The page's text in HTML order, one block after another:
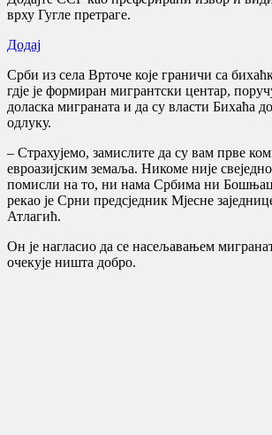
врху Гугле претраге.
Додај
Срби из села Врточе које граничи са
гдје је формиран мигрантски центар,
доласка миграната и да су власти Бихаћа
одлуку.
– Страхујемо, замислите да су вам прве
евроазијским земаља. Никоме није
помисли на то, ни нама Србима ни
рекао је Срни предсједник Мјесне
Атлагић.
Он је нагласио да се насељавањем
очекује ништа добро.